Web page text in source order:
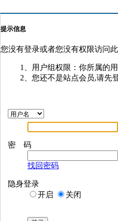
提示信息
您没有登录或者您没有权限访问
1、用户组权限：你所属的
2、您还不是站点会员,请先
密 码
找回密码
隐身登录
开启
关闭